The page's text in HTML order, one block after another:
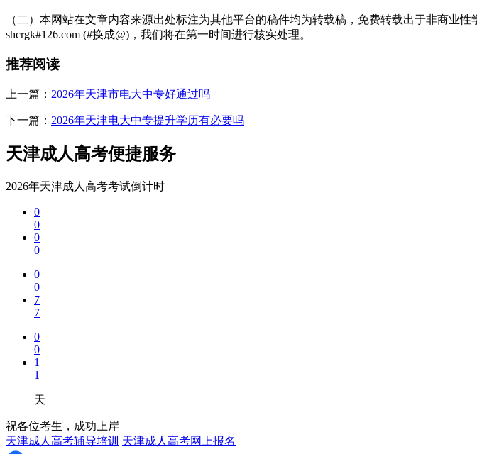
健康状况：能正常参加线上学习及线下期末考试即可。学校不要求提交体检报告，但患有严重传染性疾
无犯罪记录要求：学校不要求提供无犯罪记录证明。但若学员在就读期间被依法追究刑事责任，学校有
学历真实性承诺：报名时需在线签署《学历真实性承诺书》。若使用虚假学历证书报名，一经查实，取
五、无法报名的情况
以下人员不符合2026年天津市电大中专参加条件：
非津户籍且无法提供在津居住或工作证明;
已经在其他同类成人中专学校拥有在籍学籍(需先注销原学籍);
被原就读电大中专开除或勒令退学未满两年。
本条件的报名者在2026年春秋两季报名窗口开放时，通过学校官方渠道提交材料。对于条件中不明确的
展开全文
（二）本网站在文章内容来源出处标注为其他平台的稿件均为转载稿，免费转载出于非商业
shcrgk#126.com (#换成@)，我们将在第一时间进行核实处理。
推荐阅读
上一篇： 2026年天津市电大中专好通过吗
下一篇： 2026年天津电大中专提升学历有必要吗
天津成人高考便捷服务
2026年天津成人高考考试倒计时
0
0
0
0
0
0
7
7
0
0
1
1
天
祝各位考生，成功上岸
天津成人高考辅导培训 天津成人高考网上报名